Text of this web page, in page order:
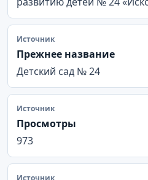
Источник
Прежнее название
Детский сад № 24
Источник
Просмотры
973
Источник